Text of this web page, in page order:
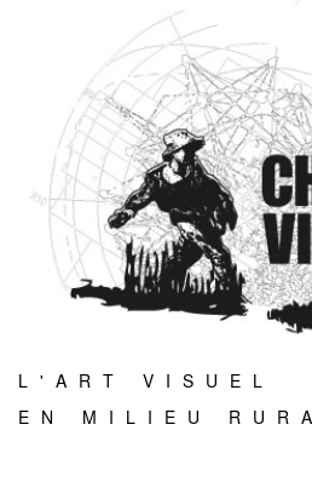
L'ART VISUEL
EN MILIEU